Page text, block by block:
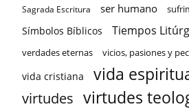
Sagrada Escritura ser humano
Símbolos Bíblicos Tiempos
verdades eternas vicios, pasiones y
vida cristiana vida
virtudes virtudes